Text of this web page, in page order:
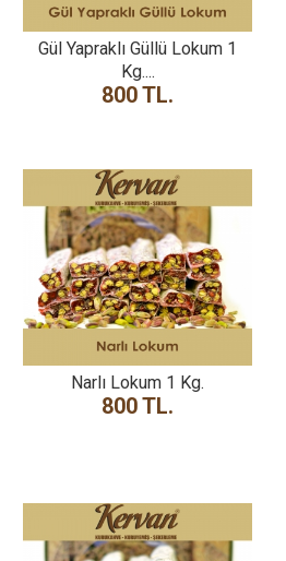
Gül Yapraklı Güllü Lokum 1
Kg....
800 TL.
Narlı Lokum 1 Kg.
800 TL.